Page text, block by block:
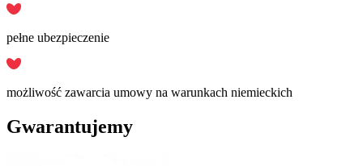
pełne ubezpieczenie
możliwość zawarcia umowy na warunkach niemieckich
Gwarantujemy